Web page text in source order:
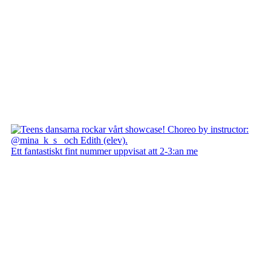
Ett fantastiskt fint nummer uppvisat att 2-3:an me